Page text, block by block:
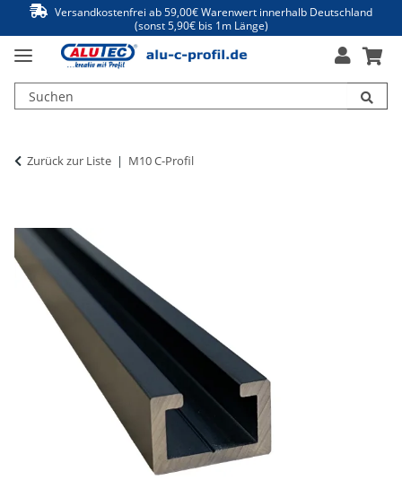
Versandkostenfrei ab 59,00€ Warenwert innerhalb Deutschland
(sonst 5,90€ bis 1m Länge)
Zurück zur Liste M10 C-Profil